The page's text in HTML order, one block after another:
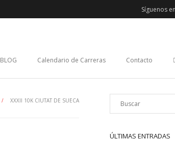
Síguenos en
BLOG Calendario de Carreras Contacto
/ XXXII 10K CIUTAT DE SUECA
ÚLTIMAS ENTRADAS